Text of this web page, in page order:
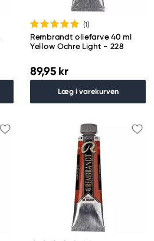
(1)
Rembrandt oliefarve 40 ml
Yellow Ochre Light - 228
89,95 kr
Læg i varekurven